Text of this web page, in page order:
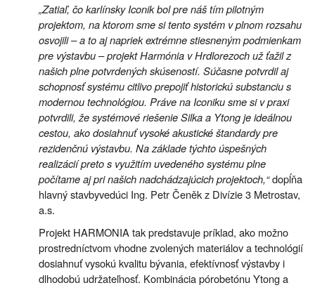
„Zatiaľ, čo karlínsky Iconik bol pre náš tím pilotným
projektom, na ktorom sme si tento systém v plnom rozsahu
osvojili – a to aj napriek extrémne stiesneným podmienkam
pre výstavbu – projekt Harmónia v Hrdlorezoch už ťažil z
našich plne potvrdených skúseností. Súčasne potvrdil aj
schopnosť systému citlivo prepojiť historickú substanciu s
modernou technológiou. Práve na Iconiku sme si v praxi
potvrdili, že systémové riešenie Silka a Ytong je ideálnou
cestou, ako dosiahnuť vysoké akustické štandardy pre
rezidenčnú výstavbu. Na základe týchto úspešných
realizácií preto s využitím uvedeného systému plne
počítame aj pri našich nadchádzajúcich projektoch,“dopĺňa
hlavný stavbyvedúci Ing. Petr Čeněk z Divízie 3 Metrostav,
a.s.
Projekt HARMONIA tak predstavuje príklad, ako možno
prostredníctvom vhodne zvolených materiálov a technológií
dosiahnuť vysokú kvalitu bývania, efektívnosť výstavby i
dlhodobú udržateľnosť. Kombinácia pórobetónu Ytong a